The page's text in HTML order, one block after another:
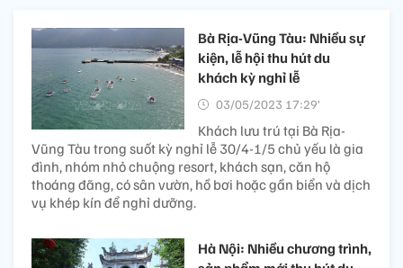
Bà Rịa-Vũng Tàu: Nhiều sự
kiện, lễ hội thu hút du
khách kỳ nghỉ lễ
03/05/2023 17:29’
Khách lưu trú tại Bà Rịa-
Vũng Tàu trong suốt kỳ nghỉ lễ 30/4-1/5 chủ yếu là gia
đình, nhóm nhỏ chuộng resort, khách sạn, căn hộ
thoáng đãng, có sân vườn, hồ bơi hoặc gần biển và dịch
vụ khép kín để nghỉ dưỡng.
Hà Nội: Nhiều chương trình,